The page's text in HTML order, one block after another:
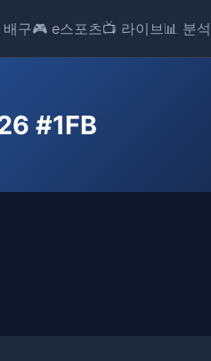
구🎮 e스포츠📺 라이브📊 분석
#1FB